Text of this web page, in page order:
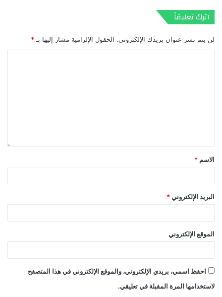
اترك تعليقاً
لن يتم نشر عنوان بريدك الإلكتروني. الحقول الإلزامية مشار إليها بـ *
الاسم *
البريد الإلكتروني *
الموقع الإلكتروني
احفظ اسمي، بريدي الإلكتروني، والموقع الإلكتروني في هذا المتصفح
لاستخدامها المرة المقبلة في تعليقي.